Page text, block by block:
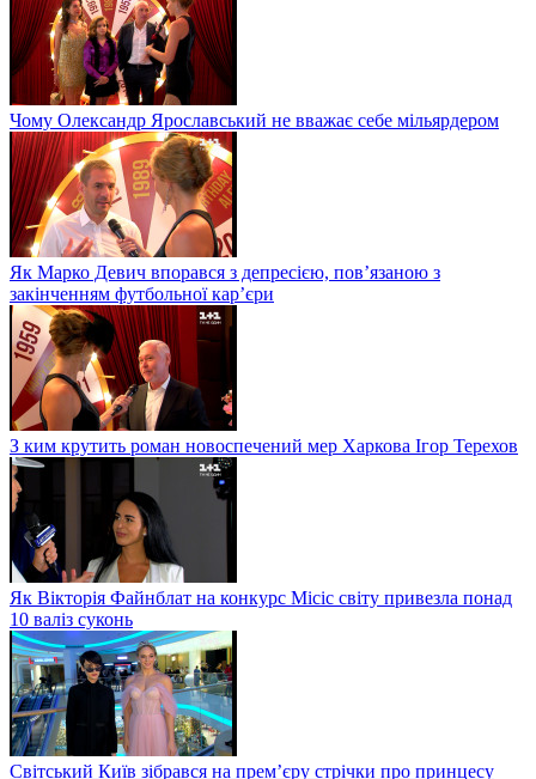
Чому Олександр Ярославський не вважає себе мільярдером
Як Марко Девич впорався з депресією, пов’язаною з
закінченням футбольної кар’єри
З ким крутить роман новоспечений мер Харкова Ігор Терехов
Як Вікторія Файнблат на конкурс Місіс світу привезла понад
10 валіз суконь
Світський Київ зібрався на прем’єру стрічки про принцесу